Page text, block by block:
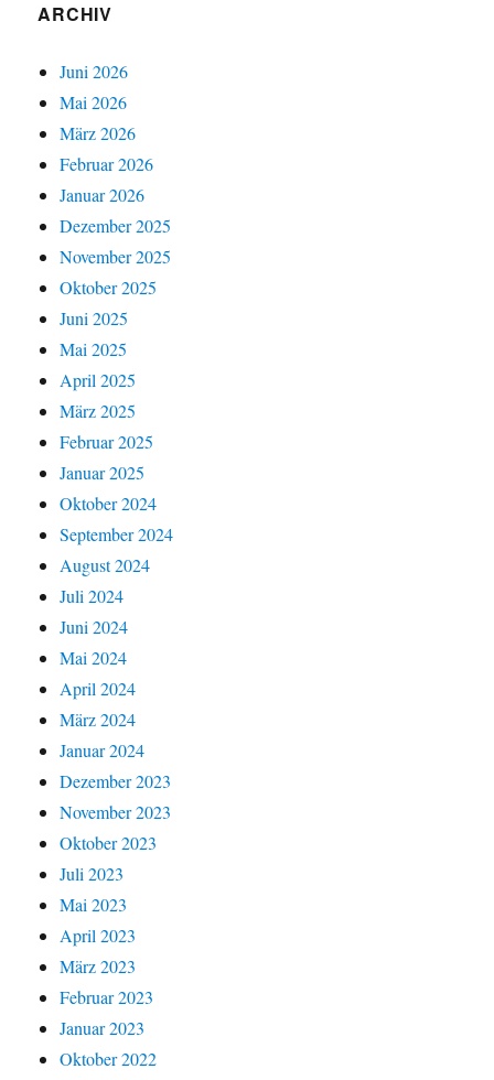
ARCHIV
Juni 2026
Mai 2026
März 2026
Februar 2026
Januar 2026
Dezember 2025
November 2025
Oktober 2025
Juni 2025
Mai 2025
April 2025
März 2025
Februar 2025
Januar 2025
Oktober 2024
September 2024
August 2024
Juli 2024
Juni 2024
Mai 2024
April 2024
März 2024
Januar 2024
Dezember 2023
November 2023
Oktober 2023
Juli 2023
Mai 2023
April 2023
März 2023
Februar 2023
Januar 2023
Oktober 2022